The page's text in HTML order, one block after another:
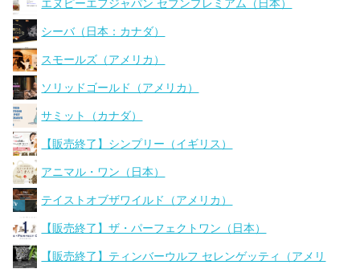
エヌピーエフジャパン セブンプレミアム（日本）
シーバ（日本：カナダ）
スモールズ（アメリカ）
ソリッドゴールド（アメリカ）
サミット（カナダ）
【販売終了】シンプリー（イギリス）
アニマル・ワン（日本）
テイストオブザワイルド（アメリカ）
【販売終了】ザ・パーフェクトワン（日本）
【販売終了】ティンバーウルフ セレンゲッティ（アメリ